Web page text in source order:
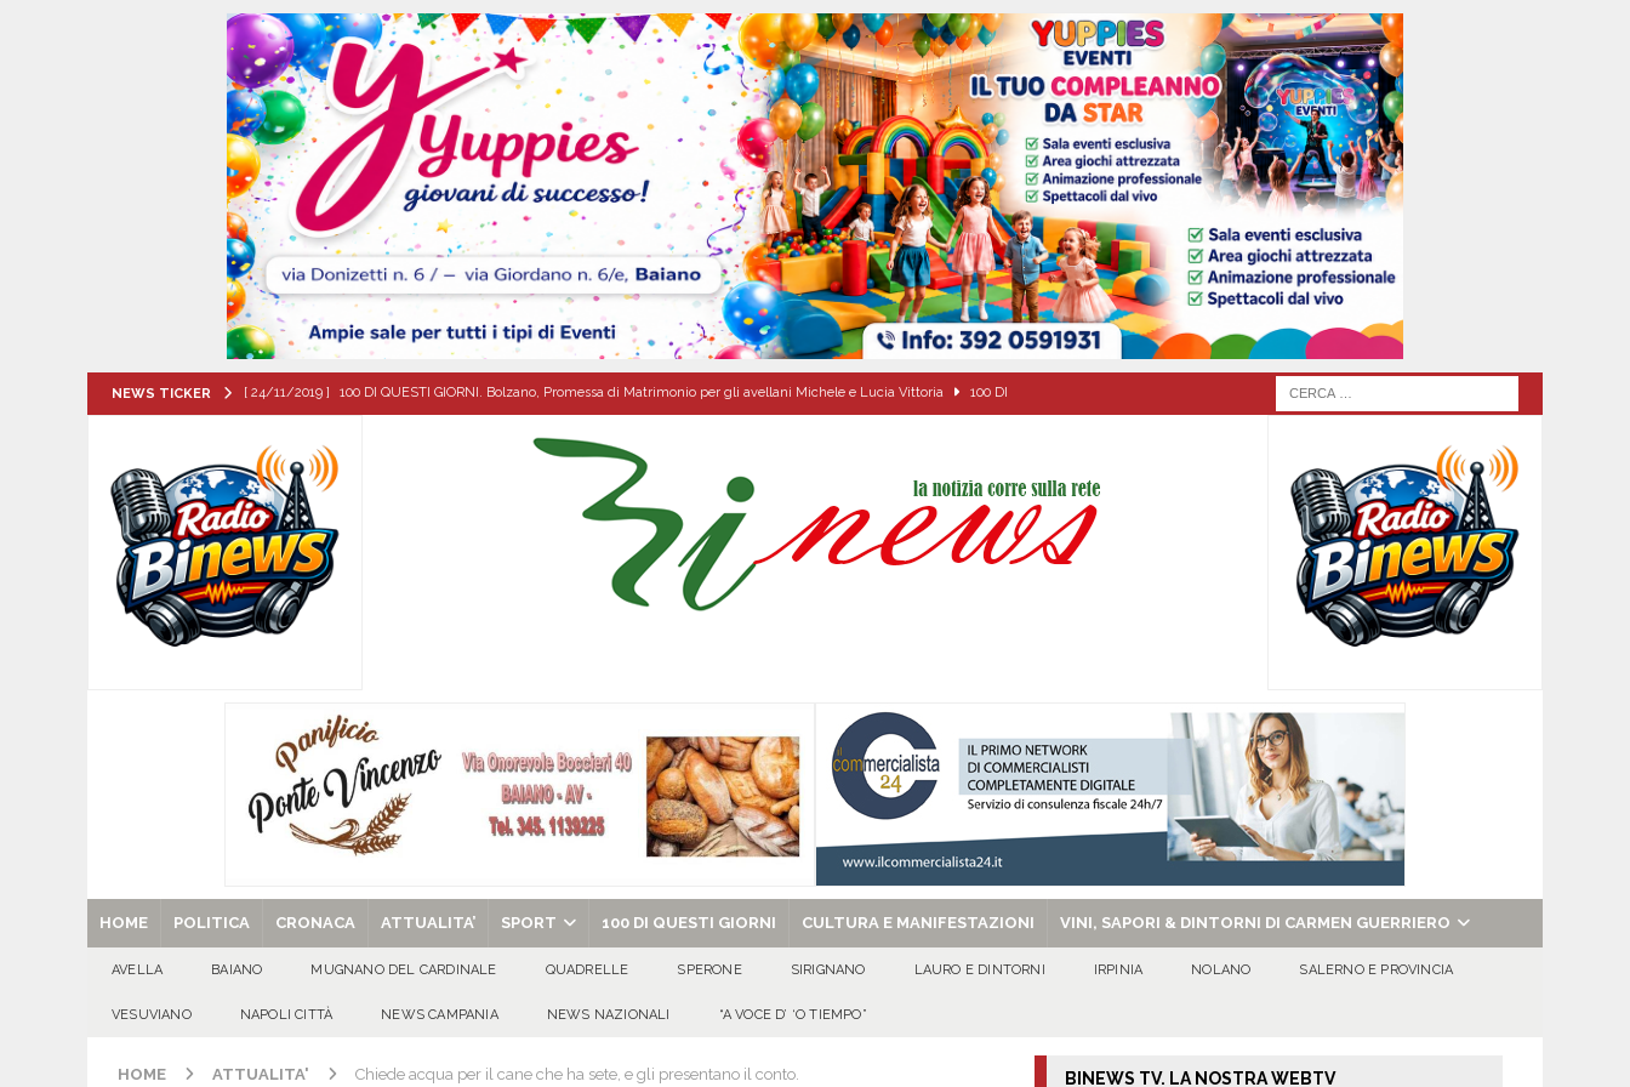
NEWS TICKER [ 24/11/2019 ] 100 DI QUESTI GIORNI. Bolzano, Promessa di Matrimonio per gli avellani Michele e Lucia Vittoria 100 DI
[ 07/08/2026 ] Baiano in festa per i 40 anni di Carla Miceli: gli auguri speciali della famiglia Colucci
[ 07/08/2026 ] Santa Filomena: una storia di fede che vive da oltre due secoli ATTUALITA'
[ 06/08/2026 ] Il comune di Meta di Sorrento stipula protolocco d’intesa con la guardia Agroforestale Italiana SALERNO
CITTA'
[ 06/08/2026 ]
[ 29/08/2025 ] SANT’Oggi. Venerdì 29 agosto la chiesa celebra il Martirio di san Giovanni Battista e santa Sabina
HOME POLITICA CRONACA ATTUALITA’ SPORT 100 DI QUESTI GIORNI CULTURA E MANIFESTAZIONI VINI, SAPORI & DINTORNI DI CARMEN GUERRIERO
AVELLA BAIANO MUGNANO DEL CARDINALE QUADRELLE SPERONE SIRIGNANO LAURO E DINTORNI IRPINIA NOLANO SALERNO E PROVINCIA
VESUVIANO NAPOLI CITTÀ NEWS CAMPANIA NEWS NAZIONALI “A VOCE D’ ‘O TIEMPO”
HOME ATTUALITA' Chiede acqua per il cane che ha sete, e gli presentano il conto. BINEWS TV. LA NOSTRA WEBTV